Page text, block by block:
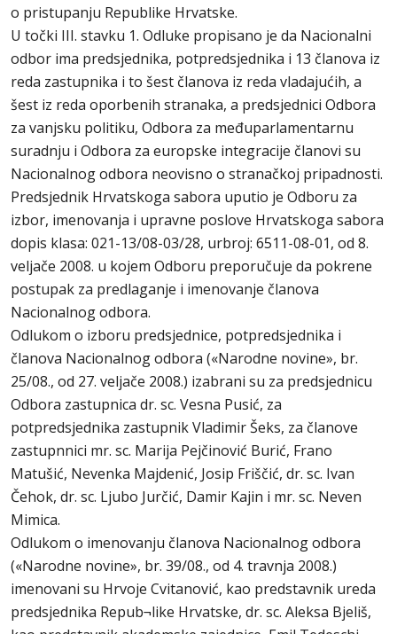
o pristupanju Republike Hrvatske.
U točki III. stavku 1. Odluke propisano je da Nacionalni
odbor ima predsjednika, potpredsjednika i 13 članova iz
reda zastupnika i to šest članova iz reda vladajućih, a
šest iz reda oporbenih stranaka, a predsjednici Odbora
za vanjsku politiku, Odbora za međuparlamentarnu
suradnju i Odbora za europske integracije članovi su
Nacionalnog odbora neovisno o stranačkoj pripadnosti.
Predsjednik Hrvatskoga sabora uputio je Odboru za
izbor, imenovanja i upravne poslove Hrvatskoga sabora
dopis klasa: 021-13/08-03/28, urbroj: 6511-08-01, od 8.
veljače 2008. u kojem Odboru preporučuje da pokrene
postupak za predlaganje i imenovanje članova
Nacionalnog odbora.
Odlukom o izboru predsjednice, potpredsjednika i
članova Nacionalnog odbora («Narodne novine», br.
25/08., od 27. veljače 2008.) izabrani su za predsjednicu
Odbora zastupnica dr. sc. Vesna Pusić, za
potpredsjednika zastupnik Vladimir Šeks, za članove
zastupnnici mr. sc. Marija Pejčinović Burić, Frano
Matušić, Nevenka Majdenić, Josip Friščić, dr. sc. Ivan
Čehok, dr. sc. Ljubo Jurčić, Damir Kajin i mr. sc. Neven
Mimica.
Odlukom o imenovanju članova Nacionalnog odbora
(«Narodne novine», br. 39/08., od 4. travnja 2008.)
imenovani su Hrvoje Cvitanović, kao predstavnik ureda
predsjednika Repub¬like Hrvatske, dr. sc. Aleksa Bjeliš,